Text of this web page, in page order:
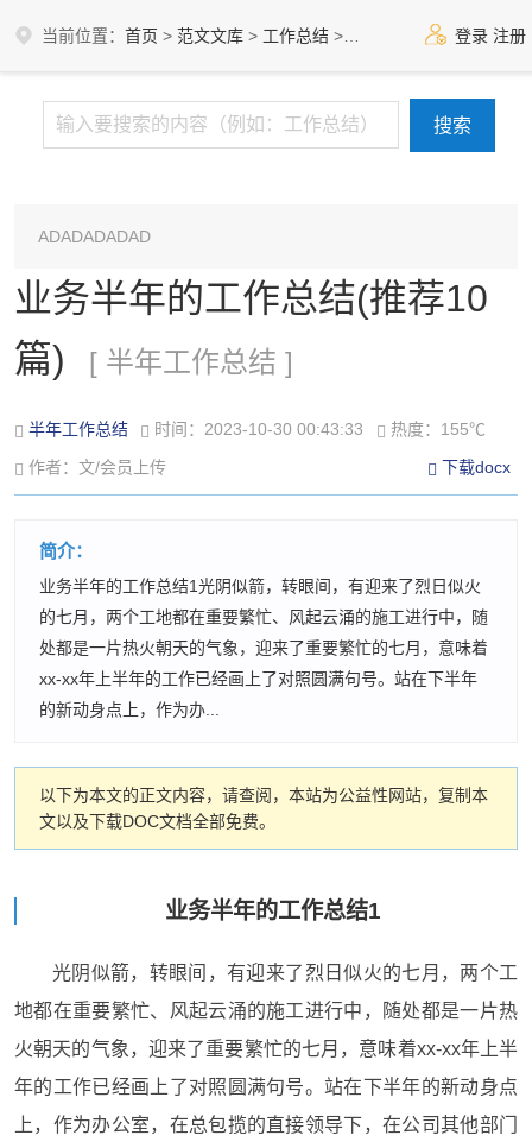
当前位置： 首页 > 范文文库 > 工作总结 > 半年工作总结 登录 注册
ADADADADAD
业务半年的工作总结(推荐10
篇)
[ 半年工作总结 ]
半年工作总结 时间：2023-10-30 00:43:33
热度：155℃
作者：文/会员上传
下载docx
简介：
业务半年的工作总结1光阴似箭，转眼间，有迎来了烈日似火
的七月，两个工地都在重要繁忙、风起云涌的施工进行中，随
处都是一片热火朝天的气象，迎来了重要繁忙的七月，意味着
xx-xx年上半年的工作已经画上了对照圆满句号。站在下半年
的新动身点上，作为办...
以下为本文的正文内容，请查阅，本站为公益性网站，复制本
文以及下载DOC文档全部免费。
业务半年的工作总结1
光阴似箭，转眼间，有迎来了烈日似火的七月，两个工
地都在重要繁忙、风起云涌的施工进行中，随处都是一片热
火朝天的气象，迎来了重要繁忙的七月，意味着xx-xx年上半
年的工作已经画上了对照圆满句号。站在下半年的新动身点
上，作为办公室，在总包揽的直接领导下，在公司其他部门